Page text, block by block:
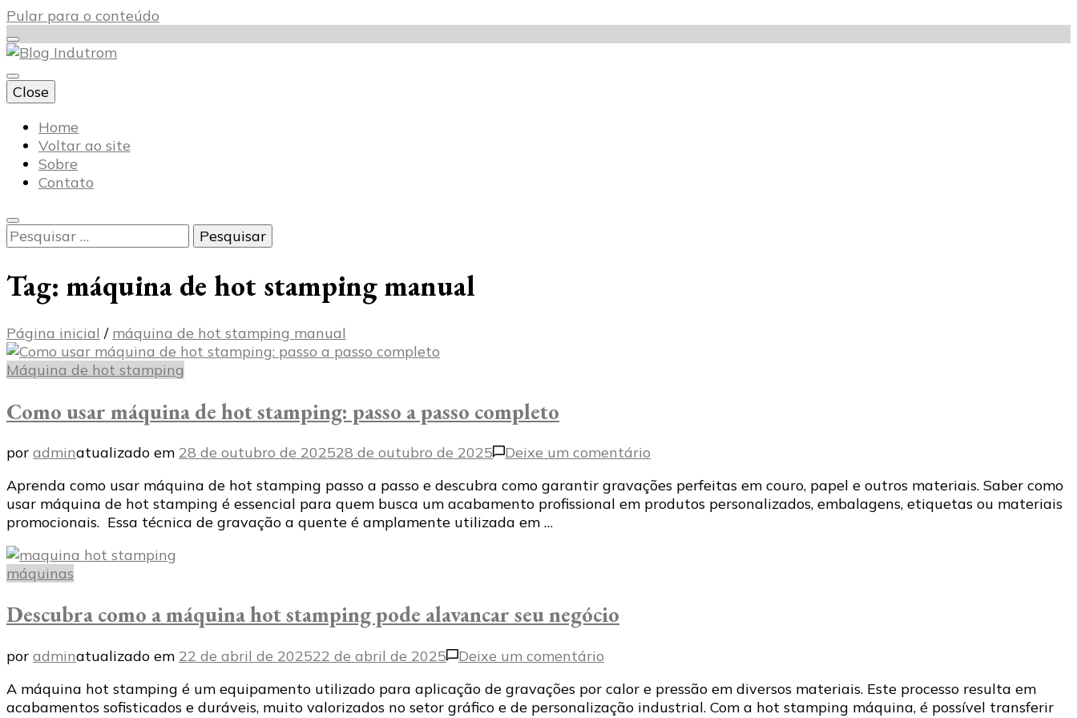
Pular para o conteúdo
Blog Indutrom
Close
Home
Voltar ao site
Sobre
Contato
Pesquisar
por:
Tag: máquina de hot stamping manual
Página inicial / máquina de hot stamping manual
Máquina de hot stamping
Como usar máquina de hot stamping: passo a passo completo
por adminatualizado em 28 de outubro de 202528 de outubro de 2025 Deixe um comentário
usar
máquina
Aprenda como usar máquina de hot stamping passo a passo e descubra como garantir gravações perfeitas em couro, papel e outros materiais. Saber como
usar máquina de hot stamping é essencial para quem busca um acabamento profissional em produtos personalizados, embalagens, etiquetas ou materiais
promocionais. Essa técnica de gravação a quente é amplamente utilizada em …
máquinas
Descubra como a máquina hot stamping pode alavancar seu negócio
por adminatualizado em 22 de abril de 202522 de abril de 2025 Deixe um comentário
como
a
A máquina hot stamping é um equipamento utilizado para aplicação de gravações por calor e pressão em diversos materiais. Este processo resulta em
acabamentos sofisticados e duráveis, muito valorizados no setor gráfico e de personalização industrial. Com a hot stamping máquina, é possível transferir